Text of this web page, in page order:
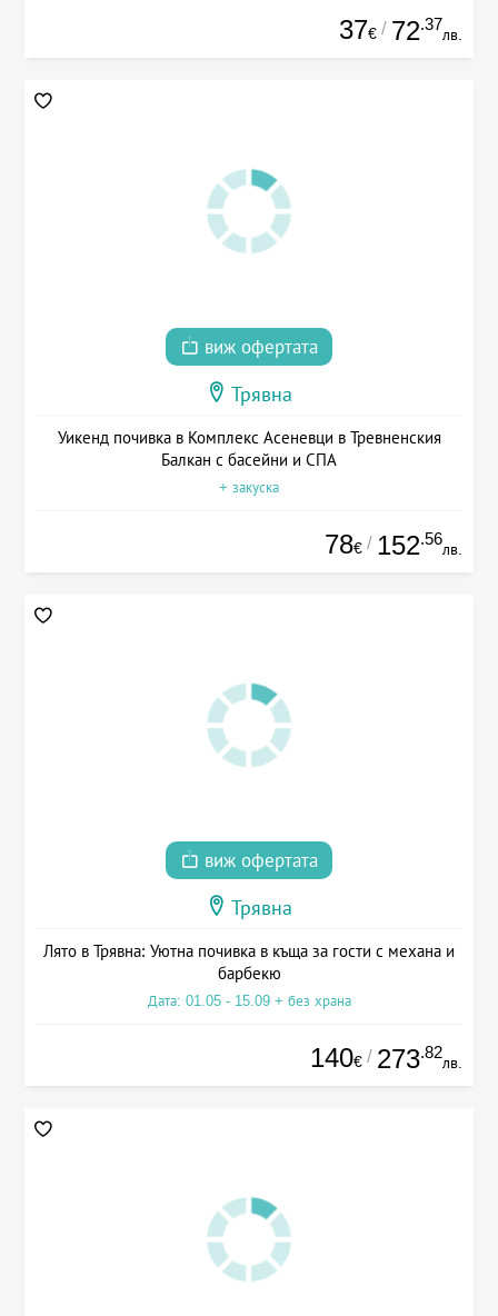
37€ / 72.37
лв.
виж офертата
Трявна
Уикенд почивка в Комплекс Асеневци в Тревненския
Балкан с басейни и СПА
+ закуска
78€ / 152.56
лв.
виж офертата
Трявна
Лято в Трявна: Уютна почивка в къща за гости с механа и
барбекю
Дата: 01.05 - 15.09 + без храна
140€ / 273.82
лв.